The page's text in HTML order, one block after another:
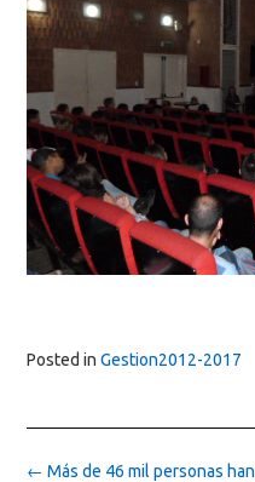
Posted in Gestion2012-2017
Post
← Más de 46 mil personas han